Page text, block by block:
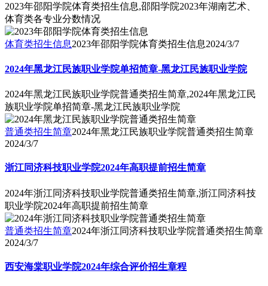
2023年邵阳学院体育类招生信息,邵阳学院2023年湖南艺术、
体育类各专业分数情况
体育类招生信息2023年邵阳学院体育类招生信息2024/3/7
2024年黑龙江民族职业学院单招简章-黑龙江民族职业学院
2024年黑龙江民族职业学院普通类招生简章,2024年黑龙江民
族职业学院单招简章-黑龙江民族职业学院
普通类招生简章2024年黑龙江民族职业学院普通类招生简章
2024/3/7
浙江同济科技职业学院2024年高职提前招生简章
2024年浙江同济科技职业学院普通类招生简章,浙江同济科技
职业学院2024年高职提前招生简章
普通类招生简章2024年浙江同济科技职业学院普通类招生简章
2024/3/7
西安海棠职业学院2024年综合评价招生章程